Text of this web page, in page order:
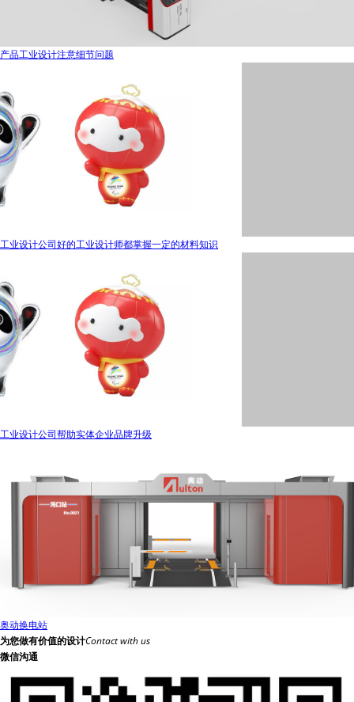
产品工业设计注意细节问题
工业设计公司好的工业设计师都掌握一定的材料知识
工业设计公司帮助实体企业品牌升级
奥动换电站
为您做有价值的设计Contact with us
微信沟通